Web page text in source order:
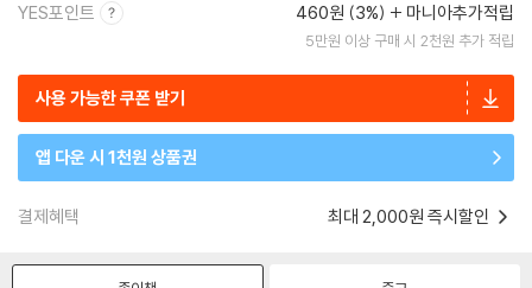
YES포인트 460원 (3%) 마니아추가적립
5만원 이상 구매 시 2천원 추가 적립
사용 가능한 쿠폰 받기
앱 다운 시 1천원 상품권
결제혜택 최대 2,000원 즉시할인